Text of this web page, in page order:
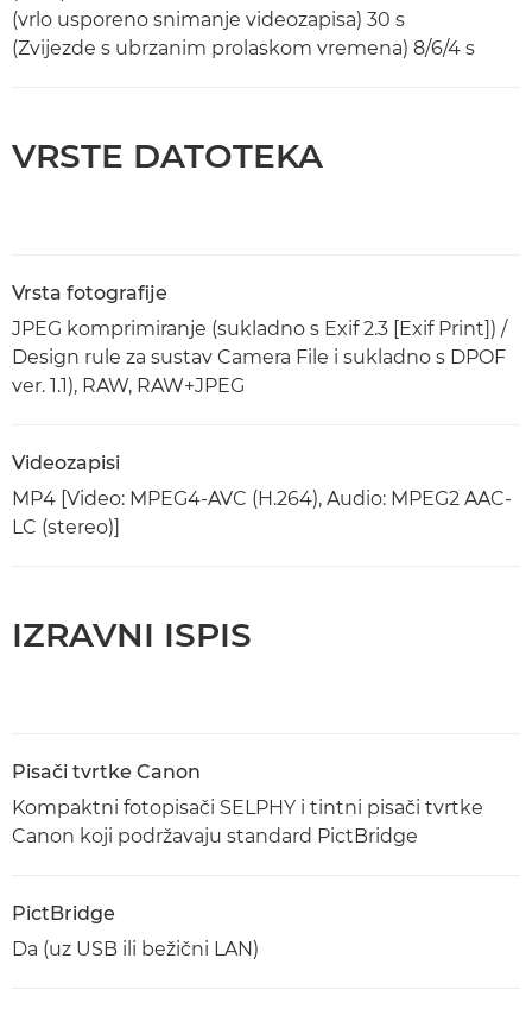
(vrlo usporeno snimanje videozapisa) 30 s
(Zvijezde s ubrzanim prolaskom vremena) 8/6/4 s
VRSTE DATOTEKA
Vrsta fotografije
JPEG komprimiranje (sukladno s Exif 2.3 [Exif Print]) /
Design rule za sustav Camera File i sukladno s DPOF
ver. 1.1), RAW, RAW+JPEG
Videozapisi
MP4 [Video: MPEG4-AVC (H.264), Audio: MPEG2 AAC-
LC (stereo)]
IZRAVNI ISPIS
Pisači tvrtke Canon
Kompaktni fotopisači SELPHY i tintni pisači tvrtke
Canon koji podržavaju standard PictBridge
PictBridge
Da (uz USB ili bežični LAN)